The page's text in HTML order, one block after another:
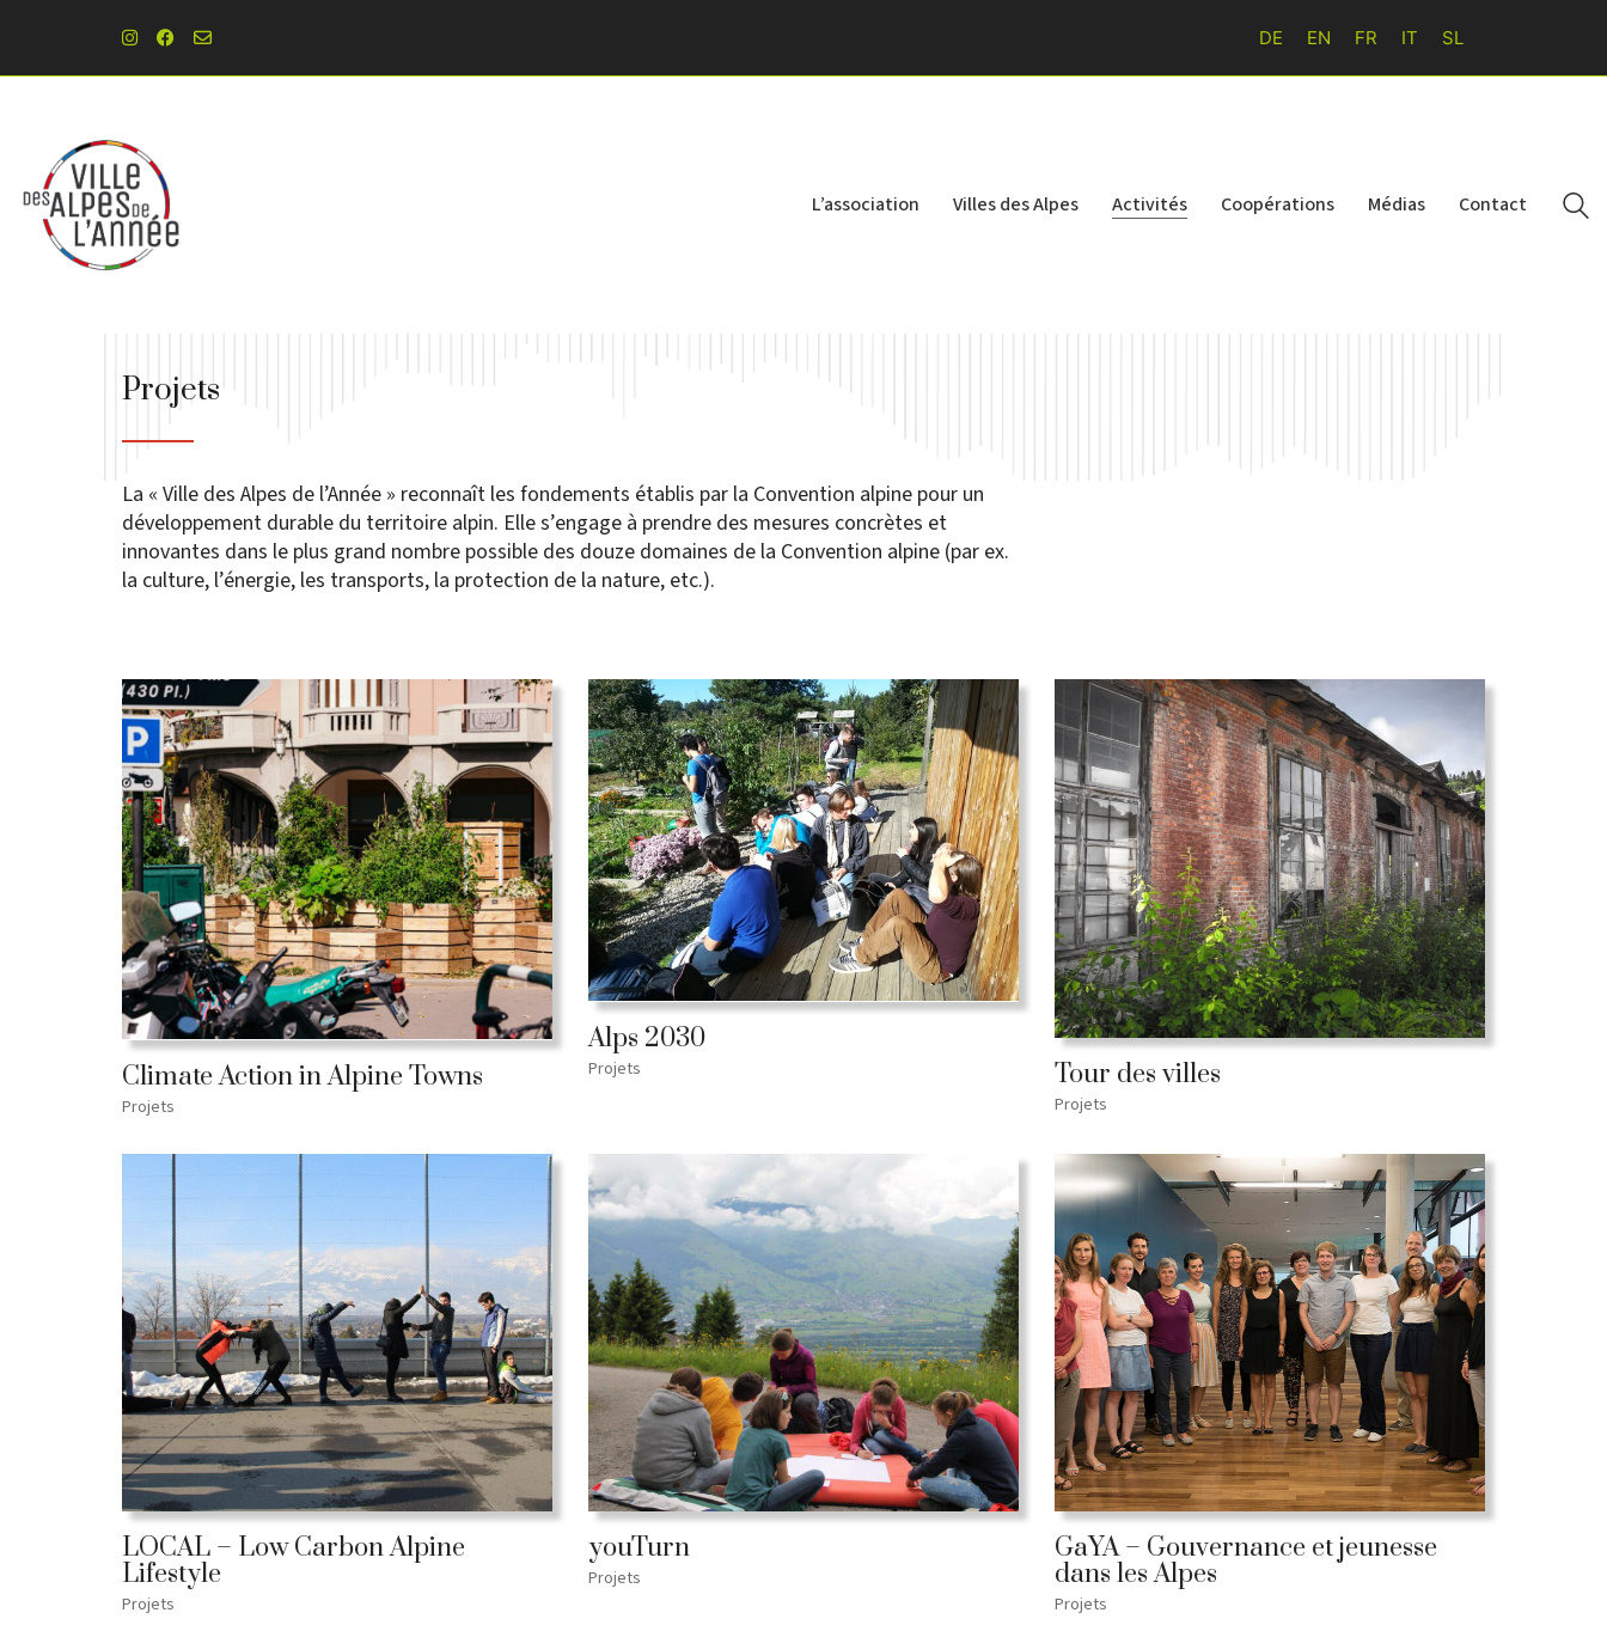
DE EN FR IT SL
L’association Villes des Alpes Activités Coopérations Médias Contact
Projets
La « Ville des Alpes de l’Année » reconnaît les fondements établis par la Convention alpine pour un
développement durable du territoire alpin. Elle s’engage à prendre des mesures concrètes et
innovantes dans le plus grand nombre possible des douze domaines de la Convention alpine (par ex.
la culture, l’énergie, les transports, la protection de la nature, etc.).
Climate Action in Alpine Towns
Projets
Alps 2030
Projets Tour des villes
Projets
LOCAL – Low Carbon Alpine
Lifestyle
Projets
youTurn
Projets
GaYA – Gouvernance et jeunesse
dans les Alpes
Projets